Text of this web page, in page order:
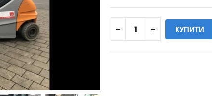
КУПИТИ